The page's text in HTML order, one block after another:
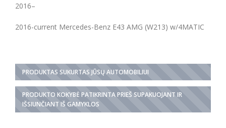
2016–
2016-current Mercedes-Benz E43 AMG (W213) w/4MATIC
PRODUKTAS SUKURTAS JŪSŲ AUTOMOBILIUI
PRODUKTO KOKYBĖ PATIKRINTA PRIEŠ SUPAKUOJANT IR
IŠSIUNČIANT IŠ GAMYKLOS